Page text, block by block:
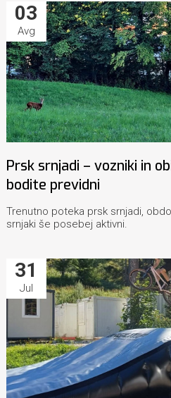
03
Avg
Prsk srnjadi – vozniki in
bodite previdni
Trenutno poteka prsk srnjadi,
srnjaki še posebej aktivni.
31
Jul